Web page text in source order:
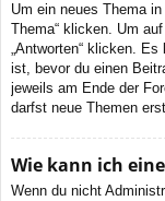
Um ein neues Thema
Thema“ klicken. Um
„Antworten“ klicken.
ist, bevor du einen
jeweils am Ende der
darfst neue Themen
Wie kann ich
Wenn du nicht